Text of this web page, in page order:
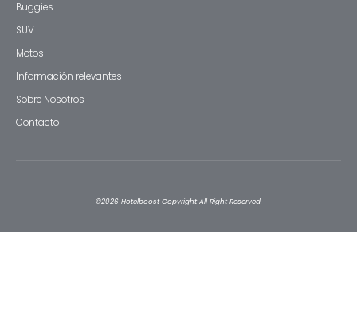
Buggies
SUV
Motos
Información relevantes
Sobre Nosotros
Contacto
©2026 Hotelboost Copyright All Right Reserved.